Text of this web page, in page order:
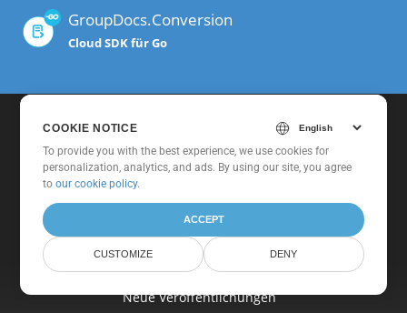
GroupDocs.Conversion
Cloud SDK für Go
Heim
Produkte
Neue Veröffentlichungen
COOKIE NOTICE
To provide you with the best experience, we use cookies for
personalization, analytics, and ads. By using our site, you agree
toour cookie policy.
ACCEPT
CUSTOMIZE DENY